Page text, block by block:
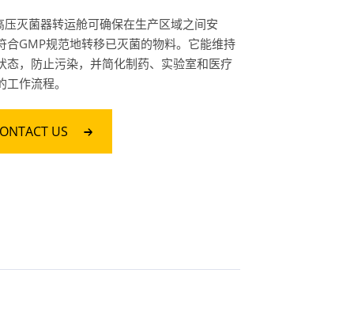
压灭菌器转运舱可确保在生产区域之间安
合GMP规范地转移已灭菌的物料。它能维持
态，防止污染，并简化制药、实验室和医疗
工作流程。
US